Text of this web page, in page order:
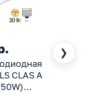
❯
CLAS A